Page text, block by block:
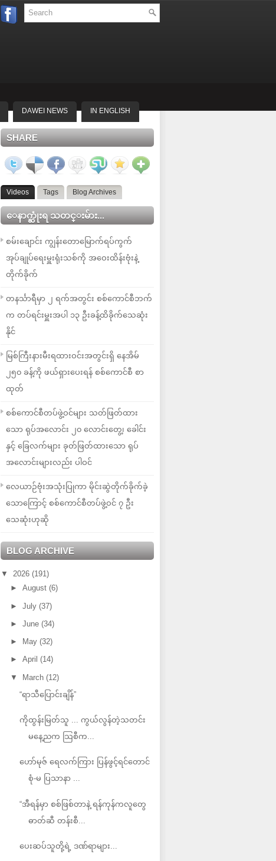
DAWEI NEWS IN ENGLISH
SHARE
Videos Tags Blog Archives
ေနာက္ဆုံးရ သတင္းမ်ား...
စမ်းချောင်း ကျွန်းတောမြောက်ရပ်ကွက်
အုပ်ချုပ်ရေးမှူးရုံးသစ်ကို အဝေးထိန်းဗုံးနဲ့
တိုက်ခိုက်
တနင်္သာရီမှာ ၂ ရက်အတွင်း စစ်ကောင်စီဘက်
က တပ်ရင်းမှူးအပါ ၁၃ ဦးခန့်ထိခိုက်သေဆုံး
နိုင်
မြစ်ကြီးနားမီးရထားဝင်းအတွင်းရှိ နေအိမ်
၂၅၀ ခန့်ကို ဖယ်ရှားပေးရန် စစ်ကောင်စီ စာ
ထုတ်
စစ်ကောင်စီတပ်ဖွဲ့ဝင်များ သတ်ဖြတ်ထား
သော ရုပ်အလောင်း ၂၀ လောင်းတွေ့၊ ခေါင်း
နှင့် ခြေလက်များ ခုတ်ဖြတ်ထားသော ရုပ်
အလောင်းများလည်း ပါဝင်
လေယာဉ်ဗုံးအသုံးပြုကာ မိုင်းဆွဲတိုက်ခိုက်ခဲ့
သောကြောင့် စစ်ကောင်စီတပ်ဖွဲ့ဝင် ၇ ဦး
သေဆုံးဟုဆို
BLOG ARCHIVE
▼ 2026 (191)
► August (6)
► July (37)
► June (34)
► May (32)
► April (14)
▼ March (12)
“ရာသီပြောင်းချိန်”
ကိုထွန်းမြတ်သူ ... ကွယ်လွန်တဲ့သတင်း
မနေ့ညက သြစီက...
ဟော်မုဇ် ရေလက်ကြား ပြန်ဖွင့်ရင်တောင်
စုံ-မ ပြသာနာ ...
“အီရန်မှာ စစ်ဖြစ်တာနဲ့ ရန်ကုန်ကလူတွေ
ဓာတ်ဆီ တန်းစီ...
ပေးဆပ်သူတို့ရဲ့ ဒဏ်ရာများ...